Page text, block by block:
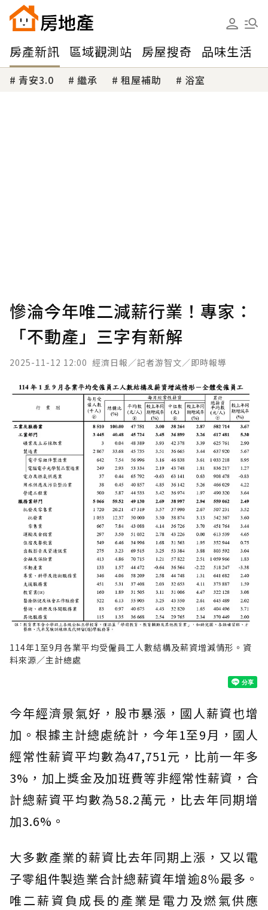
房產新訊 區域觀測站 房屋搜奇 品味生活
青安3.0 繼承 租屋補助 浴室
慘淪今年唯二減薪行業！專家：
「不動產」三字有新解
2025-11-12 12:00 經濟日報／記者游智文／即時報導
114年1至9月各業平均受僱員工人數結構及薪資增減情形。資
料來源／主計總處
今年經濟景氣好，股市暴漲，國人薪資也增
加。根據主計總處統計，今年1至9月，國人
經常性薪資平均數為47,751元，比前一年多
3%，加上獎金及加班費等非經常性薪資，合
計總薪資平均數為58.2萬元，比去年同期增
加3.6%。
大多數產業的薪資比去年同期上漲，又以電
子零組件製造業合計總薪資年增逾8％最多。
唯二薪資負成長的產業是電力及燃氣供應